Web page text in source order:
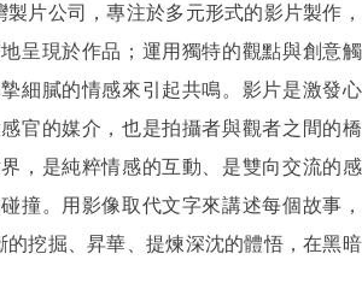
製片公司，專注於多元形式的影片製作，
呈現於作品；運用獨特的觀點與創意觸
細膩的情感來引起共鳴。影片是激發心
官的媒介，也是拍攝者與觀者之間的橋
，是純粹情感的互動、是雙向交流的感
撞。用影像取代文字來講述每個故事，
的挖掘、昇華、提煉深沈的體悟，在黑暗